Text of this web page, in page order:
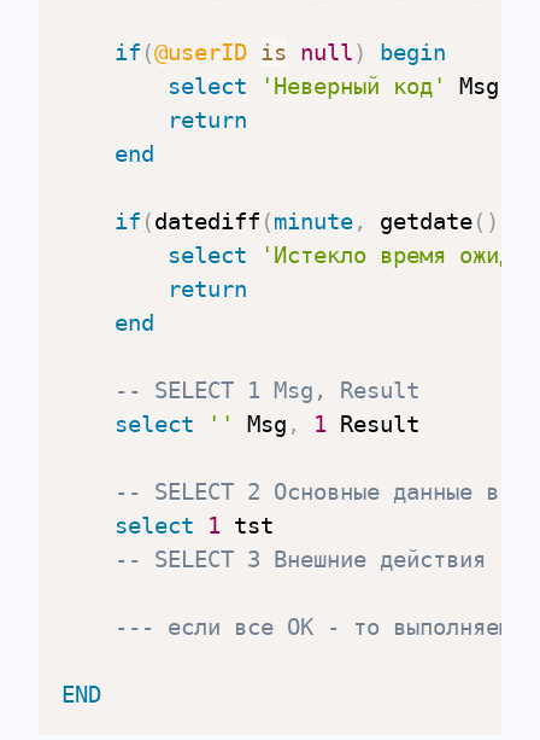
if (@userID is null)
begin
select
'Неверный код' Msg
return
end
if (datediff (minute, getdate( )
select
'Истекло время
return
end
-- SELECT 1 Msg, Result
select
'' Msg , 1 Result
-- SELECT 2 Основные данные в
select
1 tst
-- SELECT 3 Внешние действия
--- если все ОК - то выполняем
END